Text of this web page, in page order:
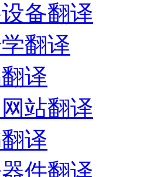
备翻译
翻译
译
站翻译
译
件翻译